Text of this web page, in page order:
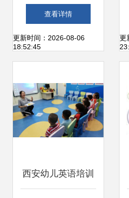
教育咨询服务的领
航者
查看详情
更新时间：2026-08-06
18:52:45
更
西安幼儿英语培训